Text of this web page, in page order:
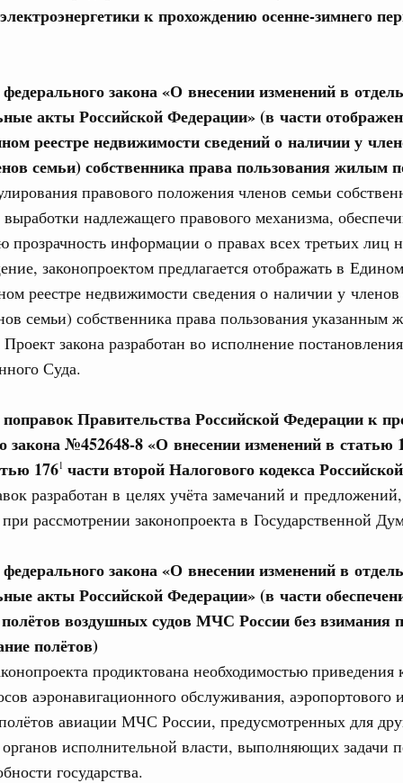
к прохождению осенне-зимнего
закона «О внесении изменений в
акты Российской Федерации» (в части
реестре недвижимости сведений о наличии у
семьи) собственника права пользования жилым
правового положения членов семьи
надлежащего правового механизма,
прозрачность информации о правах всех третьих лиц
законопроектом предлагается отображать в Едином
реестре недвижимости сведения о наличии у
семьи) собственника права пользования указанным
закона разработан во исполнение постановления
Суда.
Правительства Российской Федерации к
закона №452648-8 «О внесении изменений в статью
1761 части второй Налогового кодекса
разработан в целях учёта замечаний и предложений,
рассмотрении законопроекта в Государственной
закона «О внесении изменений в
акты Российской Федерации» (в части
воздушных судов МЧС России без взимания
полётов)
продиктована необходимостью
аэронавигационного обслуживания, аэропортового
авиации МЧС России, предусмотренных для
исполнительной власти, выполняющих задачи
государства.
среда
участие в заседании Евразийского
Ате
июля, четверг
рабочую поездку в Дальневосточный
30 июля 2026 года
июля, четверг
23 июля 2026 года
июля, четверг
16 июля 2026 года
четверг
9 июля 2026 года
рабочую поездку в Свердловскую область
выставке «Иннопром»
ПН
3
10
31
С
Для